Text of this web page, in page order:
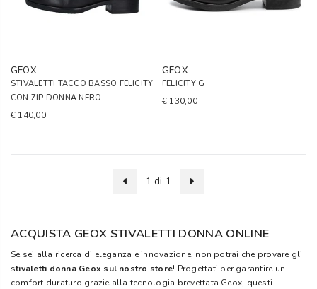
GEOX
STIVALETTI TACCO BASSO FELICITY
CON ZIP DONNA NERO
€ 140,00
GEOX
FELICITY G
€ 130,00
1 di 1
ACQUISTA GEOX STIVALETTI DONNA ONLINE
Se sei alla ricerca di eleganza e innovazione, non potrai che provare gli
stivaletti donna Geox sul nostro store! Progettati per garantire un
comfort duraturo grazie alla tecnologia brevettata Geox, questi